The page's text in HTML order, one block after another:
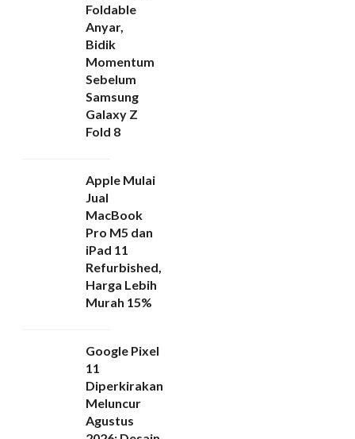
Foldable
Anyar,
Bidik
Momentum
Sebelum
Samsung
Galaxy Z
Fold 8
Apple Mulai
Jual
MacBook
Pro M5 dan
iPad 11
Refurbished,
Harga Lebih
Murah 15%
Google Pixel
11
Diperkirakan
Meluncur
Agustus